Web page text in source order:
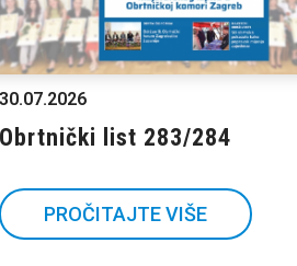
30.07.2026
Obrtnički list 283/284
PROČITAJTE VIŠE